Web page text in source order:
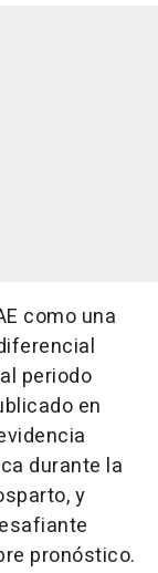
como una
periodo
en
durante la
y
pronóstico.